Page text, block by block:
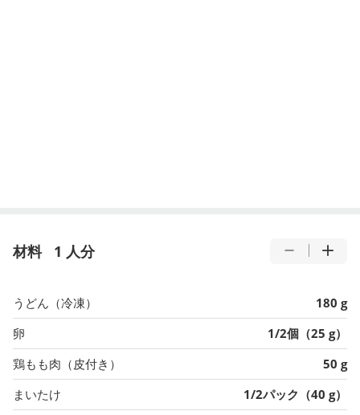
材料 1 人分
うどん（冷凍）
180 g
卵
1/2個（25 g）
鶏もも肉（皮付き）
50 g
まいたけ
1/2パック（40 g）